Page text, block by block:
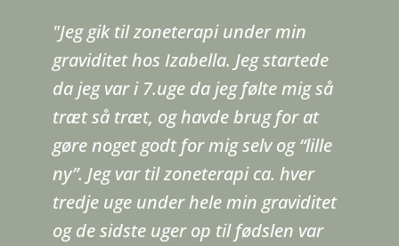
"Jeg gik til zoneterapi under min
graviditet hos Izabella. Jeg startede
da jeg var i 7.uge da jeg følte mig så
træt så træt, og havde brug for at
gøre noget godt for mig selv og “lille
ny”. Jeg var til zoneterapi ca. hver
tredje uge under hele min graviditet
og de sidste uger op til fødslen var